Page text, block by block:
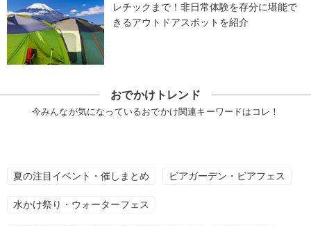
レチックまで！非日常体験を存分に堪能で
きるアウトドアスポットを紹介
おでかけトレンド
今みんなが気になっているおでかけ関連キーワードはコレ！
夏の注目イベント・催しまとめ ビアガーデン・ビアフェス
水かけ祭り・ウォーターフェス